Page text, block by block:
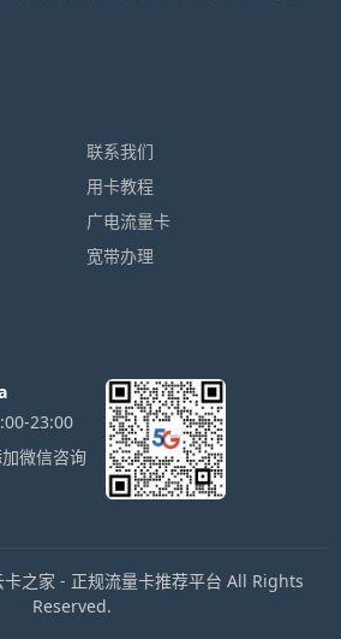
联系我们
用卡教程
广电流量卡
宽带办理
23:00
微信咨询
之家 - 正规流量卡推荐平台 All Rights
Reserved.